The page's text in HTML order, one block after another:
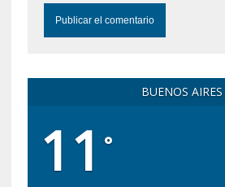
BUENOS AIRES
11 °